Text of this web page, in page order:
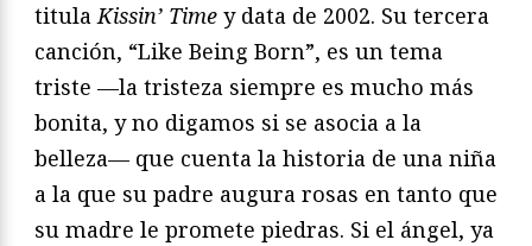
titulaKissin’ Time y data de 2002. Su tercera
canción, “Like Being Born”, es un tema
triste —la tristeza siempre es mucho más
bonita, y no digamos si se asocia a la
belleza— que cuenta la historia de una niña
a la que su padre augura rosas en tanto que
su madre le promete piedras. Si el ángel, ya